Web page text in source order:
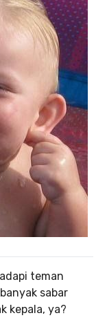
teman
sabar
kepala, ya?